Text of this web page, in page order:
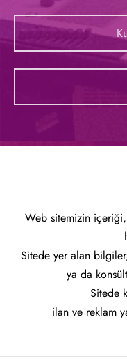
Web sitemizin
Sitede yer alan
ya da
Sitede
ilan ve reklam